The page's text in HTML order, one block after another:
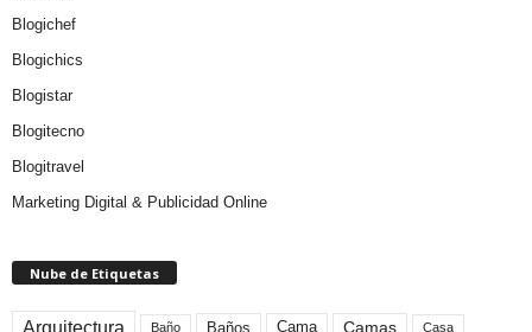
Blogichef
Blogichics
Blogistar
Blogitecno
Blogitravel
Marketing Digital & Publicidad Online
Nube de Etiquetas
Arquitectura Baño Baños Cama Camas Casa